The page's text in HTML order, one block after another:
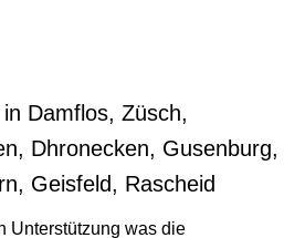
Damflos, Züsch,
Dhronecken, Gusenburg,
Geisfeld, Rascheid
Unterstützung was die